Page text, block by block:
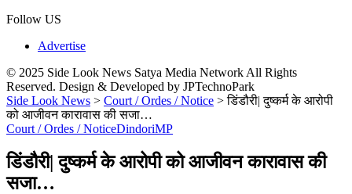
Follow US
Advertise
© 2025 Side Look News Satya Media Network All Rights
Reserved. Design & Developed by JPTechnoPark
Side Look News > Court / Ordes / Notice >डिंडौरी| दुष्‍कर्म के आरोपी
को आजीवन कारावास की सजा…
Court / Ordes / NoticeDindoriMP
डिंडौरी| दुष्‍कर्म के आरोपी को आजीवन कारावास की
सजा…